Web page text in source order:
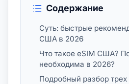
Содержание
Суть: быстрые
США в 2026
Что такое eSIM США?
необходима в 2026?
Подробный разбор